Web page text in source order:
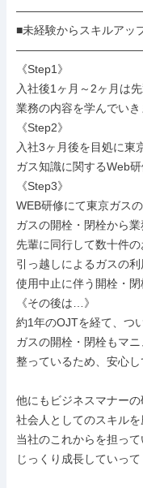
■未経験からスキルアッ
《Step1》
入社後1ヶ月～2ヶ月は
業務の内容を学んでいき
《Step2》
入社3ヶ月後を目処に東
ガス知識に関するWeb研
《Step3》
WEB研修にて東京ガス
ガスの開栓・閉栓から業
先輩に同行して数十件の
引っ越しによるガスの
使用中止に伴う開栓・閉
《その後は…》
約1年のOJTを経て、つ
ガスの開栓・閉栓もマ
整っているため、安心し
他にもビジネスマナーの
社会人としてのスキルを
当社のこれからを担っ
じっくり成長していって